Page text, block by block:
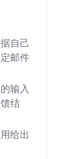
自己
邮件
输入
结
给出